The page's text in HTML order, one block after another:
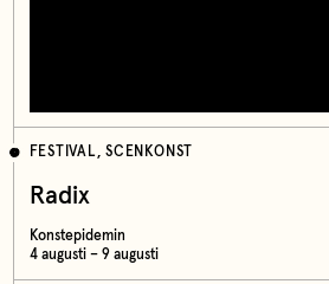
FESTIVAL, SCENKONST
Radix
Konstepidemin
4 augusti – 9 augusti